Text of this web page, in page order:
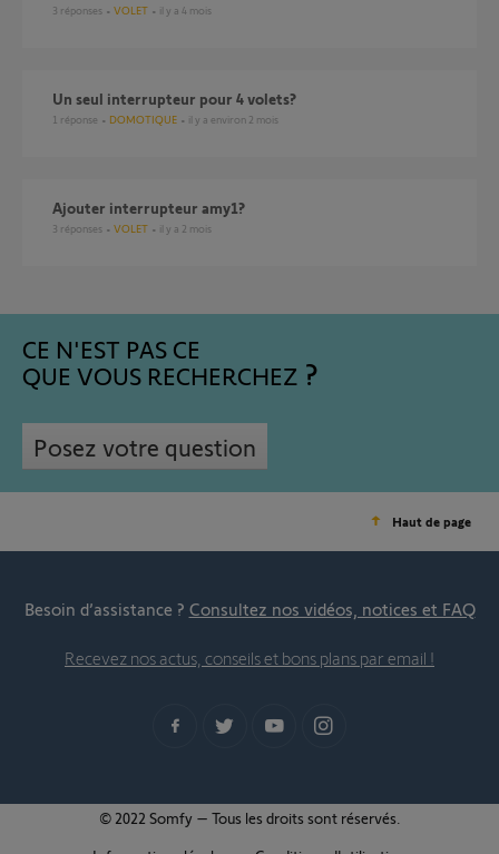
3 réponses VOLET il y a 4 mois
Un seul interrupteur pour 4 volets?
1 réponse DOMOTIQUE il y a environ 2 mois
ajouter interrupteur amy1?
3 réponses VOLET il y a 2 mois
CE N'EST PAS CE
QUE VOUS RECHERCHEZ
Posez votre question
Haut de page
Besoin d’assistance ? Consultez nos vidéos, notices et FAQ
Recevez nos actus, conseils et bons plans par email !
© 2022 Somfy – Tous les droits sont réservés.